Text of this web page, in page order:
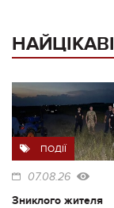
ПОДІЇ
07.08.26
Зниклого жителя